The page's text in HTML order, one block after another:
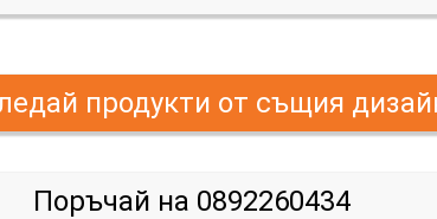
продукти от същия
Поръчай на 0892260434